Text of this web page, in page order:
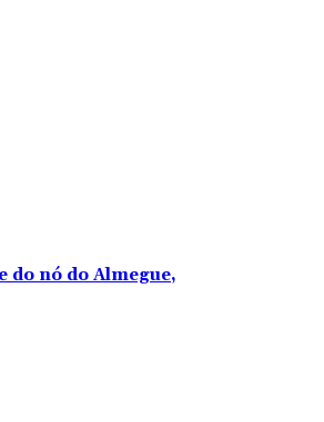
do nó do Almegue,